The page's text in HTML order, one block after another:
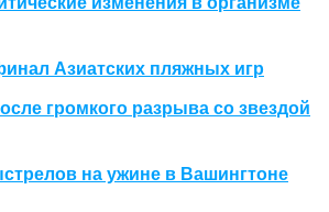
Азиатских пляжных игр
громкого разрыва со звездой
на ужине в Вашингтоне